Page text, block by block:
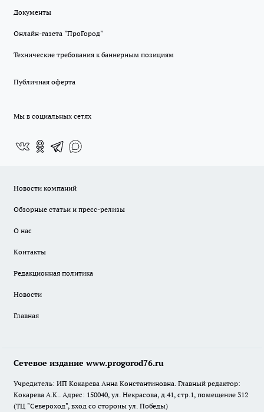
Документы
Онлайн-газета "ПроГород"
Технические требования к баннерным позициям
Публичная оферта
Мы в социальных сетях
Новости компаний
Обзорные статьи и пресс-релизы
О нас
Контакты
Редакционная политика
Новости
Главная
Сетевое издание www.progorod76.ru
Учредитель: ИП Кокарева Анна Константиновна. Главный редактор:
Кокарева А.К.. Адрес: 150040, ул. Некрасова, д.41, стр.1, помещение 312
(ТЦ "Североход", вход со стороны ул. Победы)